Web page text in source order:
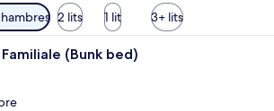
2 lits 1 lit 3+ lits
Une chambre avec des lits
(Bunk bed)